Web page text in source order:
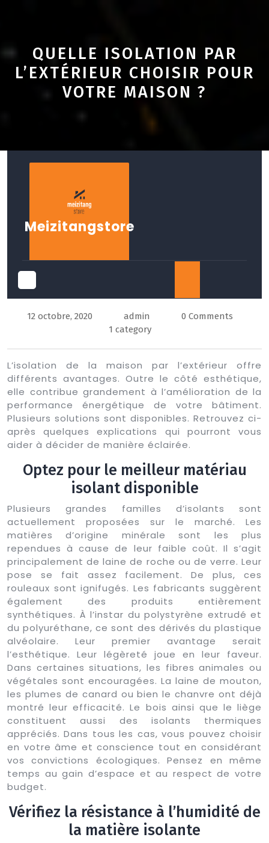
QUELLE ISOLATION PAR
L’EXTÉRIEUR CHOISIR POUR
VOTRE MAISON ?
Meizitangstore
Open
12 octobre, 2020 admin
0 Comments
1 category
L’isolation de la maison par l’extérieur offre
différents avantages. Outre le côté esthétique,
elle contribue grandement à l’amélioration de la
performance énergétique de votre bâtiment.
Plusieurs solutions sont disponibles. Retrouvez ci-
après quelques explications qui pourront vous
aider à décider de manière éclairée.
Optez pour le meilleur matériau
isolant disponible
Plusieurs grandes familles d’isolants sont
actuellement proposées sur le marché. Les
matières d’origine minérale sont les plus
rependues à cause de leur faible coût. Il s’agit
principalement de laine de roche ou de verre. Leur
pose se fait assez facilement. De plus, ces
rouleaux sont ignifugés. Les fabricants suggèrent
également des produits entièrement
synthétiques. À l’instar du polystyrène extrudé et
du polyuréthane, ce sont des dérivés du plastique
alvéolaire. Leur premier avantage serait
l’esthétique. Leur légèreté joue en leur faveur.
Dans certaines situations, les fibres animales ou
végétales sont encouragées. La laine de mouton,
les plumes de canard ou bien le chanvre ont déjà
montré leur efficacité. Le bois ainsi que le liège
constituent aussi des isolants thermiques
appréciés. Dans tous les cas, vous pouvez choisir
en votre âme et conscience tout en considérant
vos convictions écologiques. Pensez en même
temps au gain d’espace et au respect de votre
budget.
Vérifiez la résistance à l’humidité de
la matière isolante